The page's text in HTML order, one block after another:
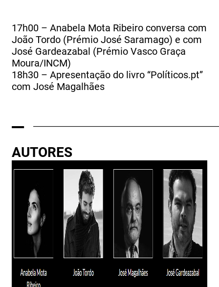
17h00 – Anabela Mota Ribeiro conversa com
João Tordo (Prémio José Saramago) e com
José Gardeazabal (Prémio Vasco Graça
Moura/INCM)
18h30 – Apresentação do livro “Políticos.pt”
com José Magalhães
AUTORES